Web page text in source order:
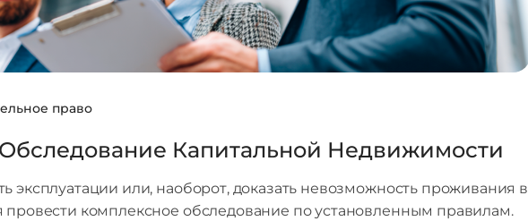
право
Капитальной Недвижимости
эксплуатации или, наоборот, доказать невозможность проживания в
провести комплексное обследование по установленным правилам.